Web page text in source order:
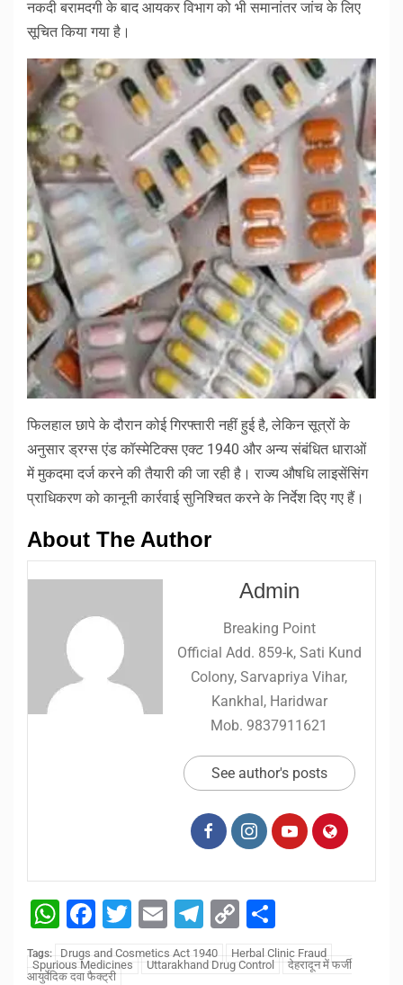
नकदी बरामदगी के बाद आयकर विभाग को भी समानांतर जांच के लिए
सूचित किया गया है।
फिलहाल छापे के दौरान कोई गिरफ्तारी नहीं हुई है, लेकिन सूत्रों के
अनुसार ड्रग्स एंड कॉस्मेटिक्स एक्ट 1940 और अन्य संबंधित धाराओं
में मुकदमा दर्ज करने की तैयारी की जा रही है। राज्य औषधि लाइसेंसिंग
प्राधिकरण को कानूनी कार्रवाई सुनिश्चित करने के निर्देश दिए गए हैं।
About The Author
Admin
Breaking Point
Official Add. 859-k, Sati Kund
Colony, Sarvapriya Vihar,
Kankhal, Haridwar
Mob. 9837911621
See author's posts
WhatsApp
Facebook
Twitter
EmailTelegram
Copy
Link
Tags: Drugs and Cosmetics Act 1940
Herbal Clinic Fraud
Spurious Medicines
Uttarakhand Drug Control
देहरादून में फर्जी
आयुर्वेदिक दवा फैक्ट्री